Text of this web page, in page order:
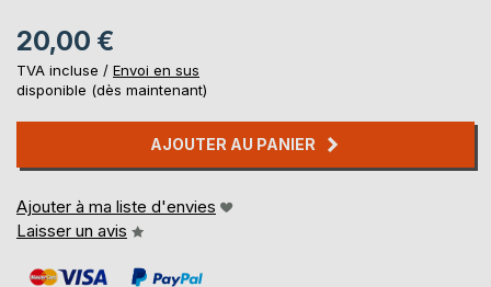
20,00 €
TVA incluse / Envoi en sus
disponible (dès maintenant)
AJOUTER AU PANIER
Ajouter à ma liste d'envies
Laisser un avis